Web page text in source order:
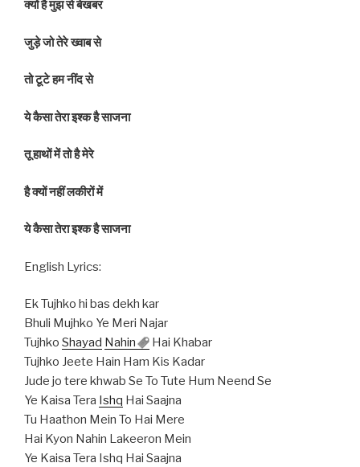
क्यों है मुझ से बेखबर
जुड़े जो तेरे ख्वाब से
तो टूटे हम नींद से
ये कैसा तेरा इश्क है साजना
तू हाथों में तो है मेरे
है क्यों नहीं लकीरों में
ये कैसा तेरा इश्क है साजना
English Lyrics:
Ek Tujhko hi bas dekh kar
Bhuli Mujhko Ye Meri Najar
Tujhko Shayad Nahin
Hai Khabar
Tujhko Jeete Hain Ham Kis Kadar
Jude jo tere khwab Se To Tute Hum Neend Se
Ye Kaisa Tera Ishq Hai Saajna
Tu Haathon Mein To Hai Mere
Hai Kyon Nahin Lakeeron Mein
Ye Kaisa Tera Ishq Hai Saajna